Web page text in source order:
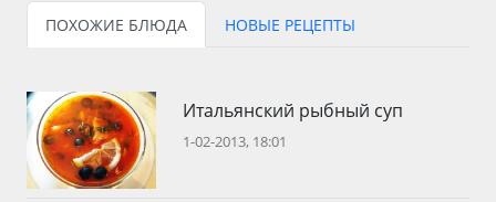
ПОХОЖИЕ БЛЮДА НОВЫЕ РЕЦЕПТЫ
Итальянский рыбный суп
1-02-2013, 18:01